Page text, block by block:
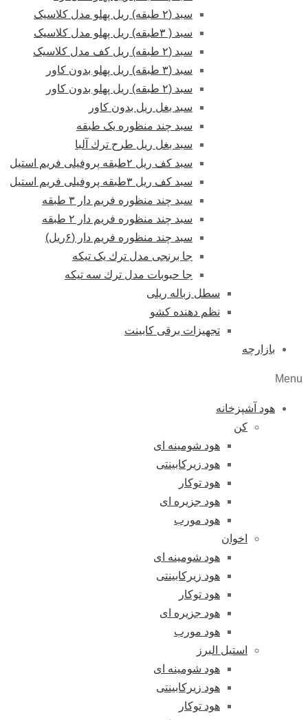
سبد (۲ طبقه) ریل پهلو مدل کلاسیک
سبد ( ۳طبقه) ریل پهلو مدل کلاسیک
سبد (۲ طبقه) ریل کف مدل کلاسیک
سبد (۳ طبقه) ریل پهلو بدون کاور
سبد (۲ طبقه) ریل پهلو بدون کاور
سبد بغل ریل بدون کاور
سبد چند منظوره یک طبقه
سبد بغل ریل طرح ترك آلبا
سبد کف ریل ۲طبقه پروفیلی فریم استیل
سبد کف ریل ۳طبقه پروفیلی فریم استیل
سبد چند منظوره فریم دار ۳ طبقه
سبد چند منظوره فریم دار ۲ طبقه
سبد چند منظوره فریم دار (۶ریل)
جا برنجی مدل ترك یک تیکه
جا حبوبات مدل ترك سه تیکه
سطل زباله ریلی
نظم دهنده کشو
تجهیزات برقی کابینت
بازارچه
Menu
هود آشپزخانه
کن
هود شومینه ای
هود زیرکابینتی
هود توکار
هود جزیره ای
هود مورب
اخوان
هود شومینه ای
هود زیرکابینتی
هود توکار
هود جزیره ای
هود مورب
استیل البرز
هود شومینه ای
هود زیرکابینتی
هود توکار